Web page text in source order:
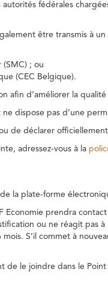
fédérales
être transmis à
(SMC) ; ou
(CEC Belgique).
afin d’améliorer la
dispose pas d’une
de déclarer
adressez-vous à la
la plate-forme
Economie prendra
ou ne réagit pas à
S’il commet à
de le joindre dans le